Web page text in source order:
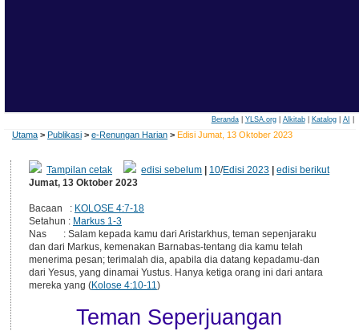
Beranda| YLSA.org| Alkitab| Katalog| AI
Utama > Publikasi > e-Renungan Harian > Edisi Jumat, 13 Oktober 2023
Tampilan cetak edisi sebelum 10/Edisi 2023 |edisi berikut
Jumat, 13 Oktober 2023
Bacaan : KOLOSE 4:7-18
Setahun : Markus 1-3
Nas : Salam kepada kamu dari Aristarkhus, teman sepenjaraku
dan dari Markus, kemenakan Barnabas-tentang dia kamu telah
menerima pesan; terimalah dia, apabila dia datang kepadamu-dan
dari Yesus, yang dinamai Yustus. Hanya ketiga orang ini dari antara
mereka yang (Kolose 4:10-11)
Teman Seperjuangan